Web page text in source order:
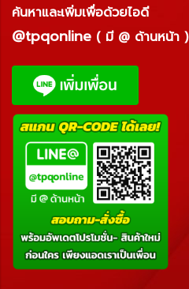
ค้นหาและเพิ่มเพื่อด้วยไอดี
@tpqonline ( มี @ ด้านหน้า )